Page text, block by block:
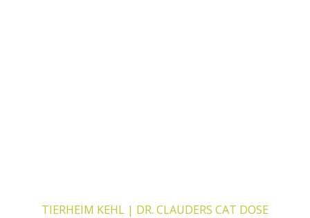
TIERHEIM KEHL | DR. CLAUDERS CAT DOSE